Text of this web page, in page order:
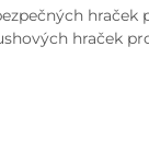
hraček
hraček
procesy...